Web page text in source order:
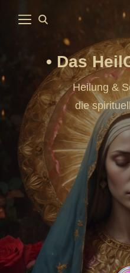
Das
Heilung &
die